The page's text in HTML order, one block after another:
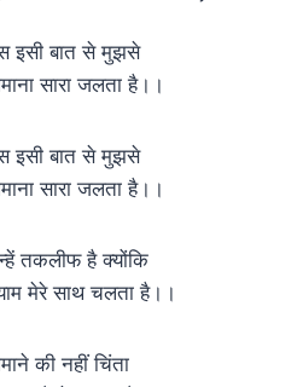
इसी बात से मुझसे
सारा जलता है।।
इसी बात से मुझसे
सारा जलता है।।
तकलीफ है क्योंकि
मेरे साथ चलता है।।
की नहीं चिंता